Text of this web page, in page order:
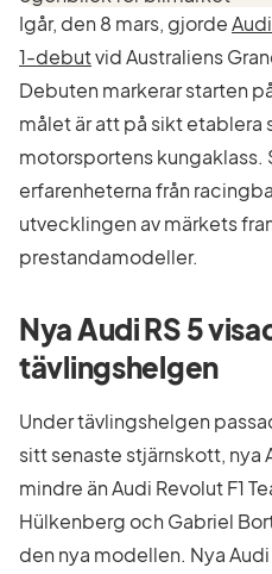
Igår, den 8 mars, gjorde
1-debutvid Australiens
Debuten markerar starten
målet är att på sikt etablera
motorsportens
erfarenheterna från
utvecklingen av märkets
prestandamodeller.
Nya Audi RS 5
tävlingshelgen
Under tävlingshelgen
sitt senaste stjärnskott, nya
mindre än Audi Revolut F1
Hülkenberg och Gabriel
den nya modellen. Nya